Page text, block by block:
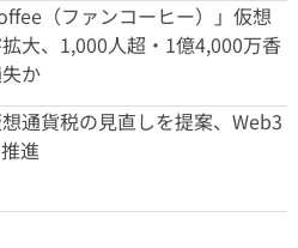
（ファンコーヒー）」仮想
大、1,000人超・1億4,000万香
か
通貨税の見直しを提案、Web3
進